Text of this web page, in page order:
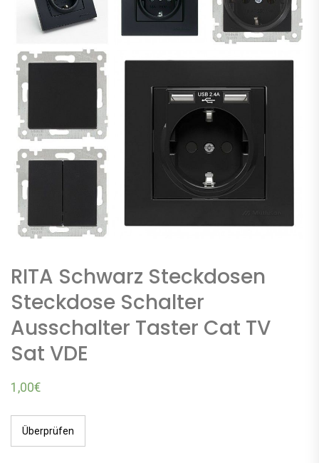
RITA Schwarz Steckdosen
Steckdose Schalter
Ausschalter Taster Cat TV
Sat VDE
1,00€
Überprüfen